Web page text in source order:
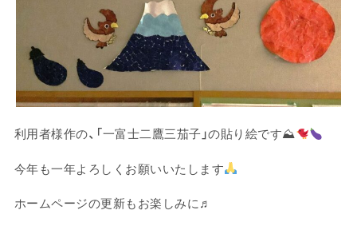
利用者様作の、「一富士二鷹三茄子」の貼り絵です⛰
今年も一年よろしくお願いいたします
ホームページの更新もお楽しみに♬